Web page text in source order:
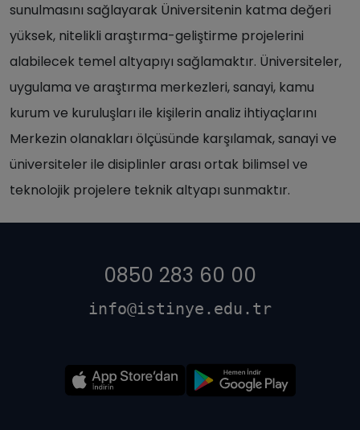
sunulmasını sağlayarak Üniversitenin katma değeri
yüksek, nitelikli araştırma-geliştirme projelerini
alabilecek temel altyapıyı sağlamaktır. Üniversiteler,
uygulama ve araştırma merkezleri, sanayi, kamu
kurum ve kuruluşları ile kişilerin analiz ihtiyaçlarını
Merkezin olanakları ölçüsünde karşılamak, sanayi ve
üniversiteler ile disiplinler arası ortak bilimsel ve
teknolojik projelere teknik altyapı sunmaktır.
0850 283 60 00
info@istinye.edu.tr